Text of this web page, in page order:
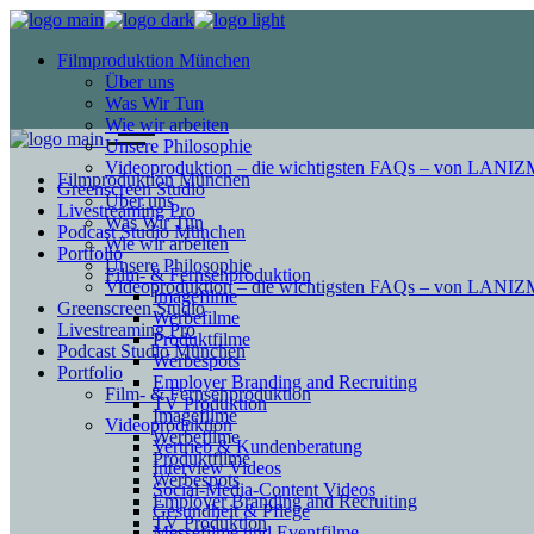
Filmproduktion München
Über uns
Was Wir Tun
Wie wir arbeiten
Unsere Philosophie
Videoproduktion – die wichtigsten FAQs – von
Greenscreen Studio
Livestreaming Pro
Podcast Studio München
Portfolio
Film- & Fernsehproduktion
Imagefilme
Werbefilme
Produktfilme
Werbespots
Employer Branding and Recruiting
TV Produktion
Videoproduktion
Vertrieb & Kundenberatung
Interview Videos
Social-Media-Content Videos
Gesundheit & Pflege
Filmproduktion München
Über uns
Was Wir Tun
Wie wir arbeiten
Unsere Philosophie
Videoproduktion – die wichtigsten FAQs – von
Greenscreen Studio
Livestreaming Pro
Podcast Studio München
Portfolio
Film- & Fernsehproduktion
Imagefilme
Werbefilme
Produktfilme
Werbespots
Employer Branding and Recruiting
TV Produktion